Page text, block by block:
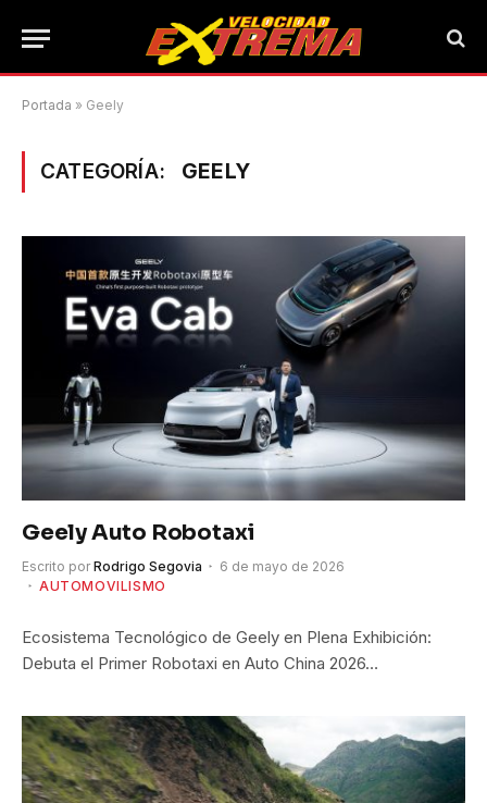
Portada » Geely
CATEGORÍA: GEELY
Geely Auto Robotaxi
Escrito por Rodrigo Segovia
6 de mayo de 2026
AUTOMOVILISMO
Ecosistema Tecnológico de Geely en Plena Exhibición:
Debuta el Primer Robotaxi en Auto China 2026…